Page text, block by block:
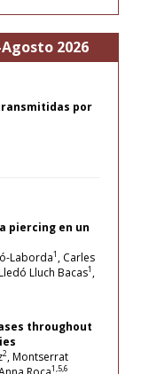
2026
por
piercing en un
Laborda1 , Carles
Lluch Bacas1 ,
throughout
2, Montserrat
1,5,6